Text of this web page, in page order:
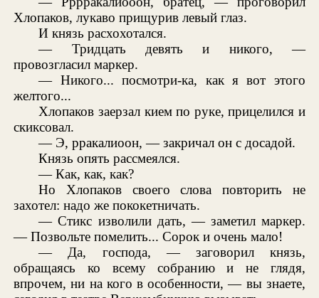
Хлопаков, лукаво прищурив левый глаз.
И князь расхохотался.
— Тридцать девять и никого, —
провозгласил маркер.
— Никого... посмотри-ка, как я вот этого
желтого...
Хлопаков заерзал кием по руке, прицелился и
скиксовал.
— Э, рракалиоон, — закричал он с досадой.
Князь опять рассмеялся.
— Как, как, как?
Но Хлопаков своего слова повторить не
захотел: надо же пококетничать.
— Стикс изволили дать, — заметил маркер.
— Позвольте помелить... Сорок и очень мало!
— Да, господа, — заговорил князь,
обращаясь ко всему собранию и не глядя,
впрочем, ни на кого в особенности, — вы знаете,